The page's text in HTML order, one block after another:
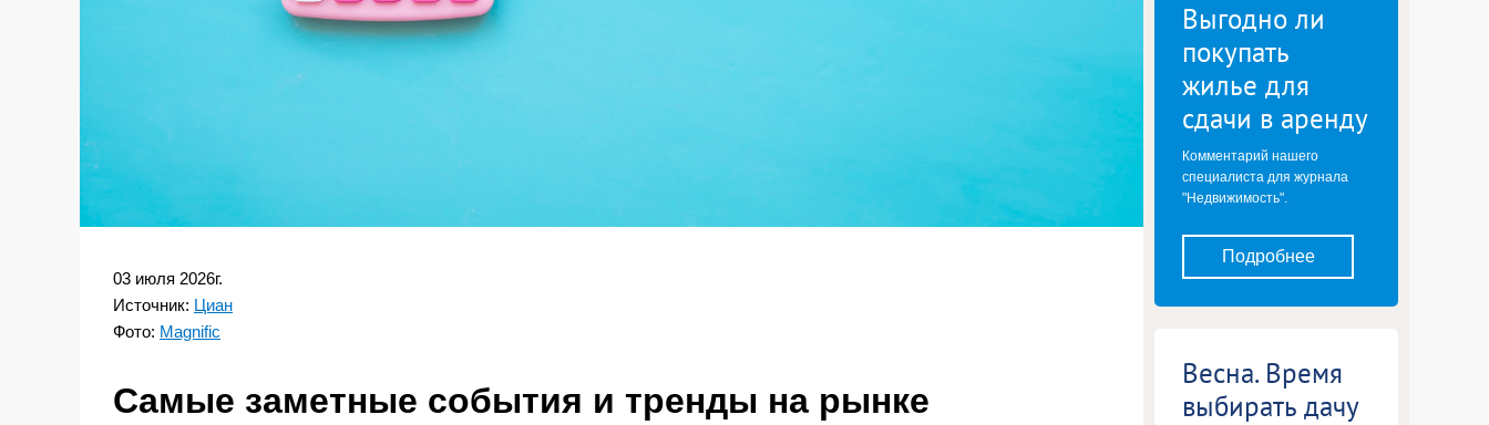
03 июля 2026г.
Источник: Циан
Фото: Magnific
Самые заметные события и тренды на рынке
Выгодно ли
покупать
жилье для
сдачи в аренду
Комментарий нашего
специалиста для журнала
"Недвижимость".
Подробнее
Весна. Время
выбирать дачу